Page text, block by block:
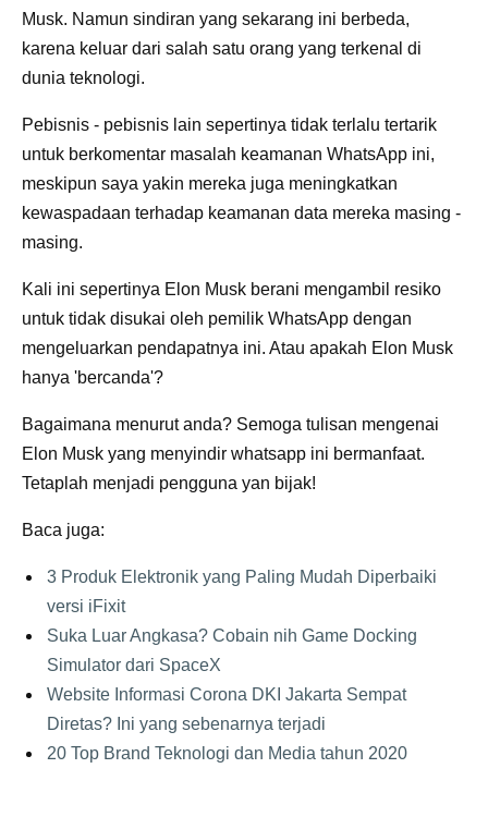
Musk. Namun sindiran yang sekarang ini berbeda,
karena keluar dari salah satu orang yang terkenal di
dunia teknologi.
Pebisnis - pebisnis lain sepertinya tidak terlalu tertarik
untuk berkomentar masalah keamanan WhatsApp ini,
meskipun saya yakin mereka juga meningkatkan
kewaspadaan terhadap keamanan data mereka masing -
masing.
Kali ini sepertinya Elon Musk berani mengambil resiko
untuk tidak disukai oleh pemilik WhatsApp dengan
mengeluarkan pendapatnya ini. Atau apakah Elon Musk
hanya 'bercanda'?
Bagaimana menurut anda? Semoga tulisan mengenai
Elon Musk yang menyindir whatsapp ini bermanfaat.
Tetaplah menjadi pengguna yan bijak!
Baca juga:
3 Produk Elektronik yang Paling Mudah Diperbaiki
versi iFixit
Suka Luar Angkasa? Cobain nih Game Docking
Simulator dari SpaceX
Website Informasi Corona DKI Jakarta Sempat
Diretas? Ini yang sebenarnya terjadi
20 Top Brand Teknologi dan Media tahun 2020